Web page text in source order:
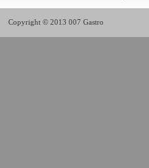
Copyright © 2013 007 Gastro